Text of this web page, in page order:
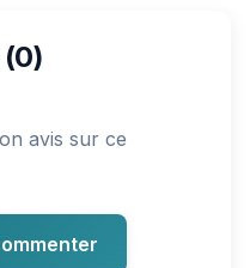
avis sur ce